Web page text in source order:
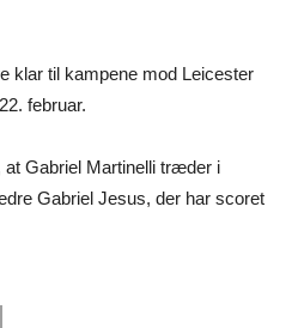
klar til kampene mod Leicester
februar.
Gabriel Martinelli træder i
Gabriel Jesus, der har scoret